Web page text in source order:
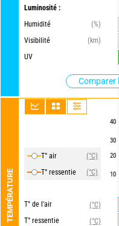
Luminosité :
Humidité
(%)
Visibilité
(km)
UV
Comparer
TEMPÉRATURE
T° air
(°C)
T° ressentie
(°C)
T° de l'air
(°C)
T° ressentie
(°C)
40
30
20
10